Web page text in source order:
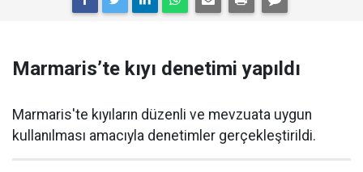
Marmaris’te kıyı denetimi yapıldı
Marmaris'te kıyıların düzenli ve mevzuata uygun
kullanılması amacıyla denetimler gerçekleştirildi.